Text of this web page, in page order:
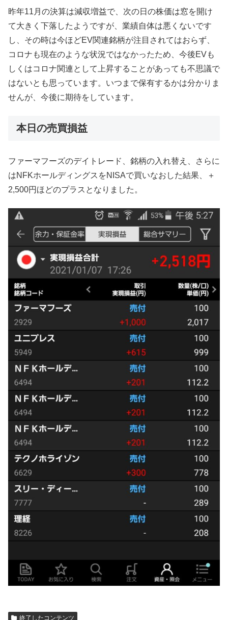
昨年11月の決算は減収増益で、次の日の株価は窓を開け
て大きく下落したようですが、業績自体は悪くないです
し、その時は今ほどEV関連銘柄が注目されてはおらず、
コロナも現在のような状況ではなかったため、今後EVも
しくはコロナ関連として上昇することがあっても不思議で
はないとも思っています。いつまで保有するかは分かりま
せんが、今後に期待をしています。
本日の売買損益
ファーマフーズのデイトレード、銘柄の入れ替え、さらに
はNFKホールディングスをNISAで買いなおした結果、＋
2,500円ほどのプラスとなりました。
終了したコンテンツ